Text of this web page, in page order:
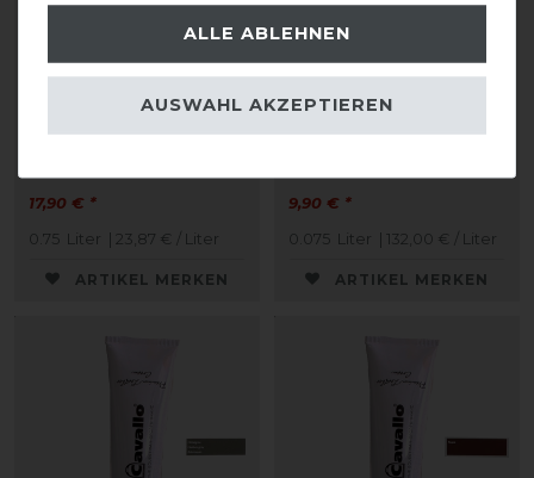
Stassek Equifix Faulpelz
Lederpflege easy-care
17,90 € *
0.75 Liter | 23,87 € / Liter
ARTIKEL MERKEN
CAVALLO Care Creme
Schuhcreme 75 ml
9,90 € *
0.075 Liter | 132,00 € / Liter
ARTIKEL MERKEN
ALLE ABLEHNEN
AUSWAHL AKZEPTIEREN